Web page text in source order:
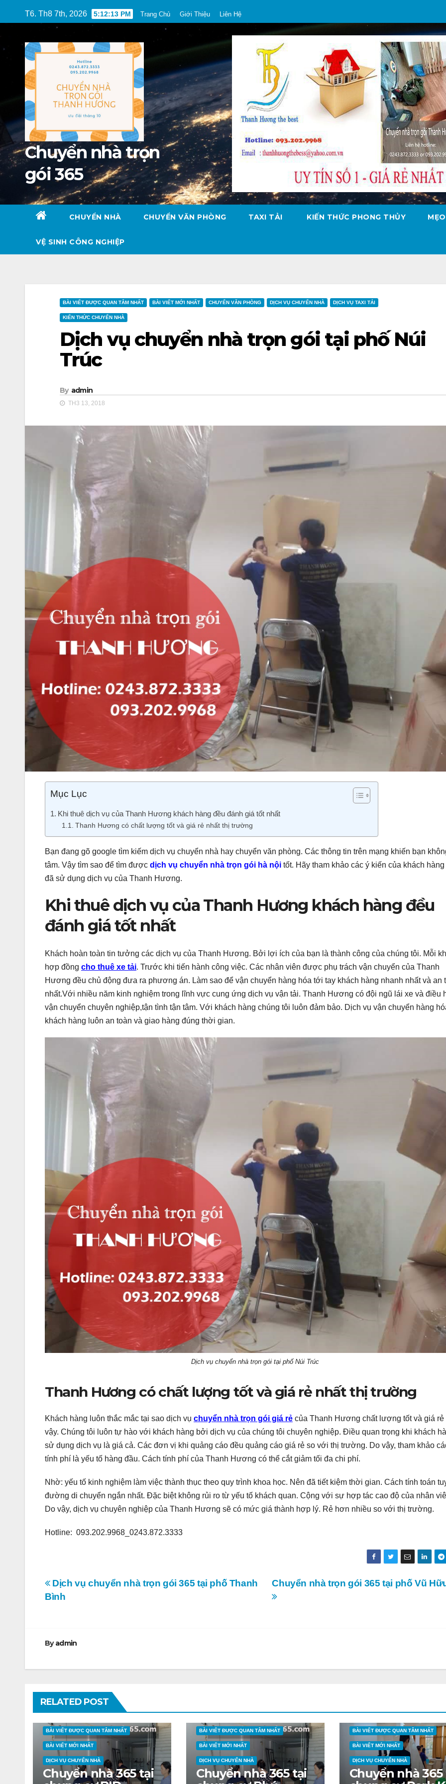
to
T6. Th8 7th, 2026 5:12:15 PM Trang Chủ Giới Thiệu Liên Hệ
Chuyển nhà trọn
gói 365
CHUYỂN NHÀ CHUYỂN VĂN PHÒNG TAXI TẢI KIẾN THỨC PHONG THỦY
VỆ SINH CÔNG NGHIỆP
BÀI VIẾT ĐƯỢC QUAN TÂM NHẤT BÀI VIẾT MỚI NHẤT CHUYỂN VĂN PHÒNG DỊCH VỤ CHUYỂN NHÀ DỊCH VỤ TAXI TẢI
KIẾN THỨC CHUYỂN NHÀ
Dịch vụ chuyển nhà trọn gói tại phố Núi
Trúc
By admin
TH3 13, 2018
Mục Lục
Khi thuê dịch vụ của Thanh Hương khách hàng đều đánh giá tốt nhất
Thanh Hương có chất lượng tốt và giá rẻ nhất thị trường
Bạn đang gõ google tìm kiếm dịch vụ chuyển nhà hay chuyển văn phòng. Các thông tin trên mạng khiến bạn
tâm. Vậy tìm sao để tìm được dịch vụ chuyển nhà trọn gói hà nội tốt. Hãy tham khảo các ý kiến của khách hàng
đã sử dụng dịch vụ của Thanh Hương.
Khi thuê dịch vụ của Thanh Hương khách hàng đều
đánh giá tốt nhất
Khách hoàn toàn tin tưởng các dịch vụ của Thanh Hương. Bởi lợi ích của bạn là thành công của chúng tôi. Mỗi
hợp đồng cho thuê xe tải. Trước khi tiến hành công việc. Các nhân viên được phụ trách vận chuyển của Thanh
Hương đều chủ động đưa ra phương án. Làm sao để vận chuyển hàng hóa tới tay khách hàng nhanh nhất và an
nhất.Với nhiều năm kinh nghiệm trong lĩnh vực cung ứng dịch vụ vận tải. Thanh Hương có đội ngũ lái xe và điều
vận chuyển chuyên nghiệp,tận tình tận tâm. Với khách hàng chúng tôi luôn đảm bảo. Dịch vụ vận chuyển hàng
khách hàng luôn an toàn và giao hàng đúng thời gian.
Dịch vụ chuyển nhà trọn gói tại phố Núi Trúc
Thanh Hương có chất lượng tốt và giá rẻ nhất thị trường
Khách hàng luôn thắc mắc tại sao dịch vụ chuyển nhà trọn gói giá rẻ của Thanh Hương chất lượng tốt và giá
vậy. Chúng tôi luôn tự hào với khách hàng bởi dịch vụ của chúng tôi chuyên nghiệp. Điều quan trọng khi khách
sử dụng dịch vụ là giá cả. Các đơn vị khi quảng cáo đều quảng cáo giá rẻ so với thị trường. Do vậy, tham khảo
tính phí là yếu tố hàng đầu. Cách tính phí của Thanh Hương có thể cắt giảm tối đa chi phí.
Nhờ: yếu tố kinh nghiệm làm việc thành thục theo quy trình khoa học. Nên đã tiết kiệm thời gian. Cách tính toán
đường di chuyển ngắn nhất. Đặc biệt không rủi ro từ yếu tố khách quan. Cộng với sự hợp tác cao độ của nhân
Do vậy, dịch vụ chuyên nghiệp của Thanh Hương sẽ có mức giá thành hợp lý. Rẻ hơn nhiều so với thị trường.
Hotline: 093.202.9968_0243.872.3333
Điều
viết
Chuyển nhà trọn gói 365 tại phố Vũ
Dịch vụ chuyển nhà trọn gói 365 tại phố Thanh
Bình
Byadmin
RELATED POST
BÀI VIẾT ĐƯỢC QUAN TÂM NHẤT
BÀI VIẾT MỚI NHẤT
DỊCH VỤ CHUYỂN NHÀ
Chuyển nhà 365 tại
BÀI VIẾT ĐƯỢC QUAN TÂM NHẤT
BÀI VIẾT MỚI NHẤT
DỊCH VỤ CHUYỂN NHÀ
Chuyển nhà 365 tại
BÀI VIẾT ĐƯỢC QUAN TÂM NHẤT
BÀI VIẾT MỚI NHẤT
DỊCH VỤ CHUYỂN NHÀ
Chuyển nhà 365